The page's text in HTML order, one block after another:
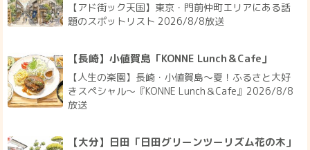
【アド街ック天国】東京・門前仲町エリアにある話
題のスポットリスト 2026/8/8放送
【長崎】小値賀島「KONNE Lunch＆Cafe」
【人生の楽園】長崎・小値賀島～夏！ふるさと大好
きスペシャル～『KONNE Lunch＆Cafe』2026/8/8
放送
【大分】日田「日田グリーンツーリズム花の木」